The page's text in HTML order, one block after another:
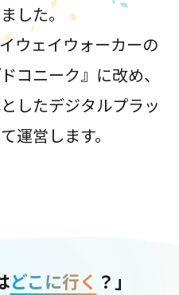
した。
ウェイウォーカーの
コニーク』に改め、
したデジタルプラッ
運営します。
どこに行く ？」